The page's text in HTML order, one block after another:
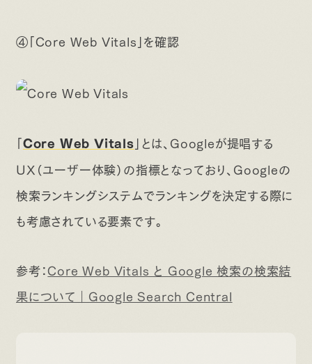
④「Core Web Vitals」を確認
「Core Web Vitals」とは、Googleが提唱する
UX（ユーザー体験）の指標となっており、Googleの
検索ランキングシステムでランキングを決定する際に
も考慮されている要素です。
参考：Core Web Vitals と Google 検索の検索結
果について｜Google Search Central